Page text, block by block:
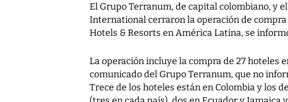
El Grupo Terranum, de capital colombiano, y
International cerraron la operación de
Hotels & Resorts en América Latina, se
La operación incluye la compra de 27 hoteles
comunicado del Grupo Terranum, que no
Trece de los hoteles están en Colombia y los